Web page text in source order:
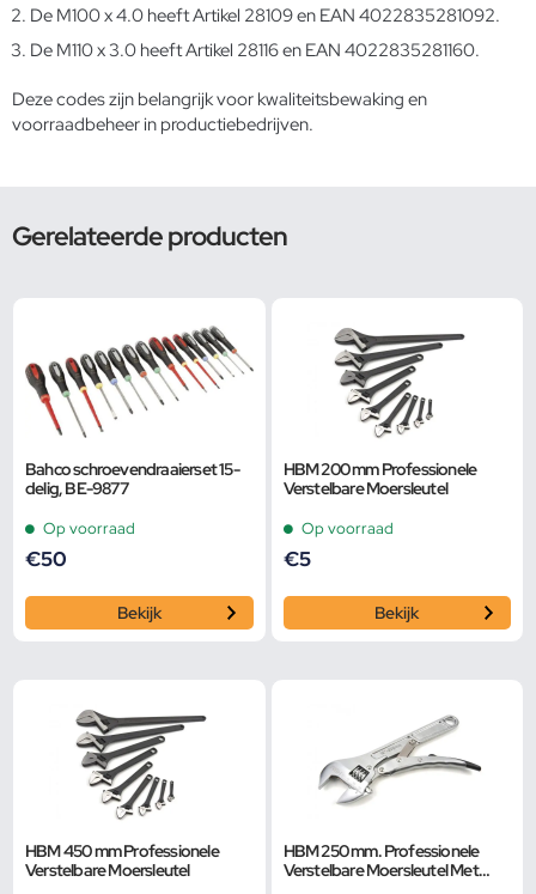
De M100 x 4.0 heeft Artikel 28109 en EAN 4022835281092.
De M110 x 3.0 heeft Artikel 28116 en EAN 4022835281160.
Deze codes zijn belangrijk voor kwaliteitsbewaking en
voorraadbeheer in productiebedrijven.
Gerelateerde producten
Bahco schroevendraaierset 15-
delig, BE-9877
Op voorraad
€50
Bekijk
HBM 200 mm Professionele
Verstelbare Moersleutel
Op voorraad
€5
Bekijk
HBM 450 mm Professionele
Verstelbare Moersleutel
HBM 250 mm. Professionele
Verstelbare Moersleutel Met